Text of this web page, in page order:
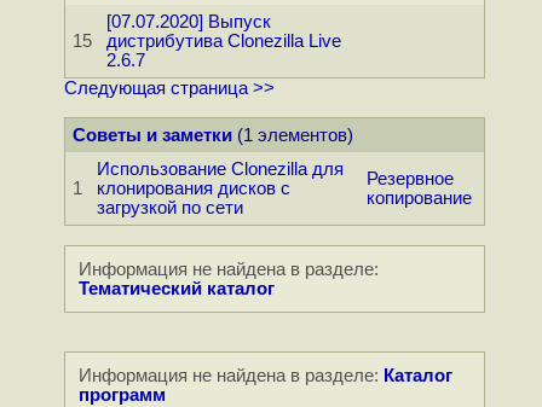
15
[07.07.2020] Выпуск
дистрибутива Clonezilla Live
2.6.7
Следующая страница >>
Советы и заметки(1 элементов)
1
Использование Clonezilla для
клонирования дисков с
загрузкой по сети
Резервное
копирование
Информация не найдена в разделе:
Тематический каталог
Информация не найдена в разделе: Каталог
программ